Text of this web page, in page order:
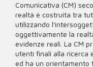
Comunicativa (CM)
realtà è costruita tra
utilizzando
oggettivamente la
evidenze reali. La CM
utenti finali alla ricerca
ed ha un